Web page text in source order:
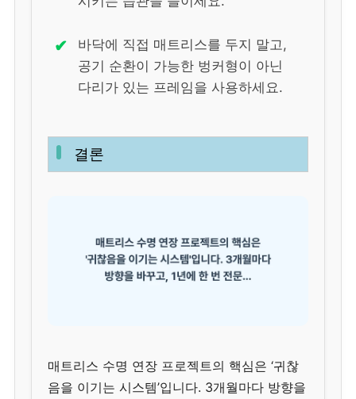
✔
바닥에 직접 매트리스를 두지 말고,
공기 순환이 가능한 벙커형이 아닌
다리가 있는 프레임을 사용하세요.
결론
매트리스 수명 연장 프로젝트의 핵심은 ‘귀찮
음을 이기는 시스템’입니다. 3개월마다 방향을